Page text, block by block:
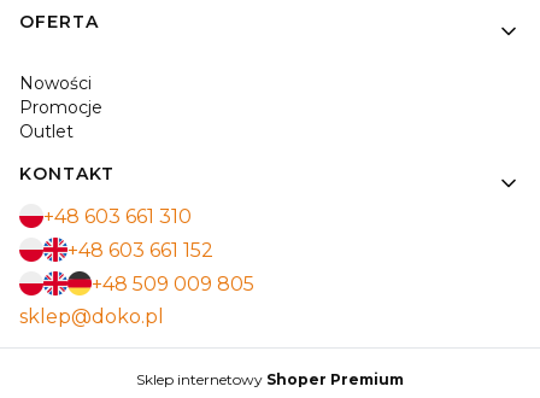
OFERTA
Nowości
Promocje
Outlet
KONTAKT
+48 603 661 310
+48 603 661 152
+48 509 009 805
sklep@doko.pl
Sklep internetowy Shoper Premium